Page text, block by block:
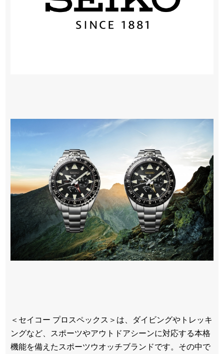
＜セイコー プロスペックス＞は、ダイビングやトレッキ
ングなど、スポーツやアウトドアシーンに対応する本格
機能を備えたスポーツウオッチブランドです。その中で